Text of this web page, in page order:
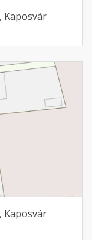
Kaposvár
Kaposvár